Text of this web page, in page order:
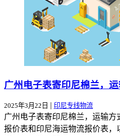
广州电子表寄印尼棉兰，
2025年3月22日 | 印尼专线物流
广州电子表寄印尼棉兰，运输
报价表和印尼海运物流报价表